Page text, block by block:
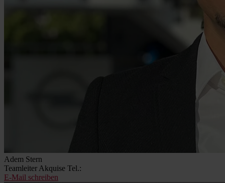
Adem Stern
Teamleiter Akquise Tel.:
E-Mail schreiben